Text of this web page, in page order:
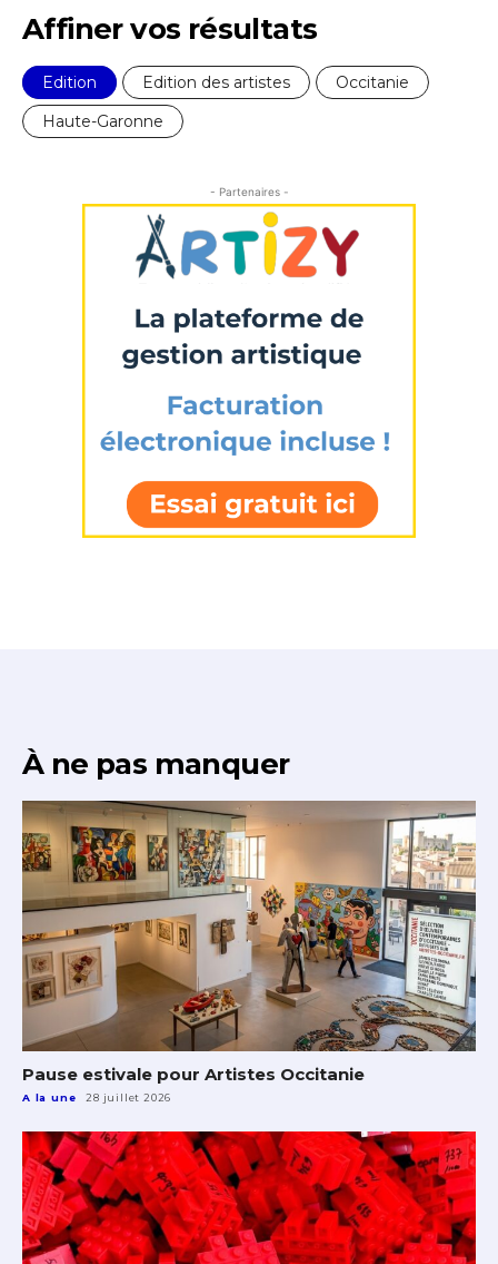
Affiner vos résultats
Edition Edition des artistes
Occitanie
Haute-Garonne
- Partenaires -
À ne pas manquer
Pause estivale pour Artistes Occitanie
A la une 28 juillet 2026